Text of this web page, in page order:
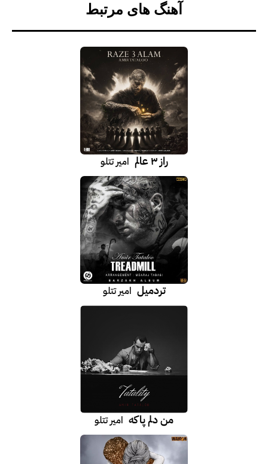
آهنگ های مرتبط
راز ۳ عالم امیر تتلو
تردمیل امیر تتلو
من دلم پاکه امیر تتلو